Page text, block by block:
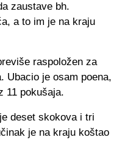
zaustave bh.
a to im je na kraju
raspoložen za
Ubacio je osam poena,
11 pokušaja.
deset skokova i tri
je na kraju koštao